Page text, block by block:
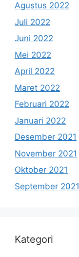
Agustus 2022
Juli 2022
Juni 2022
Mei 2022
April 2022
Maret 2022
Februari 2022
Januari 2022
Desember 2021
November 2021
Oktober 2021
September 2021
Kategori